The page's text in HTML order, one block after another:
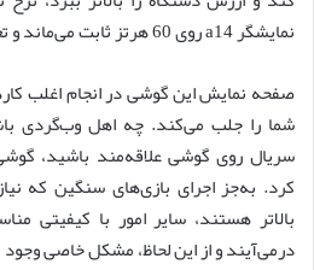
نمایشگر a14 روی 60 هرتز ثابت می‌ماند و تغییر نمی‌کند.
صفحه نمایش این گوشی در انجام اغلب
شما را جلب می‌کند. چه اهل وب‌گردی
بالاتر هستند، سایر امور با کیفیتی
درمی‌آیند و از این لحاظ، مشکل خاصی وجود